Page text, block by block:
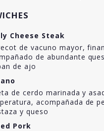
Cheese Steak
de vacuno mayor,
de abundante
de ajo
de cerdo marinada y
acompañada de
y queso
Pork